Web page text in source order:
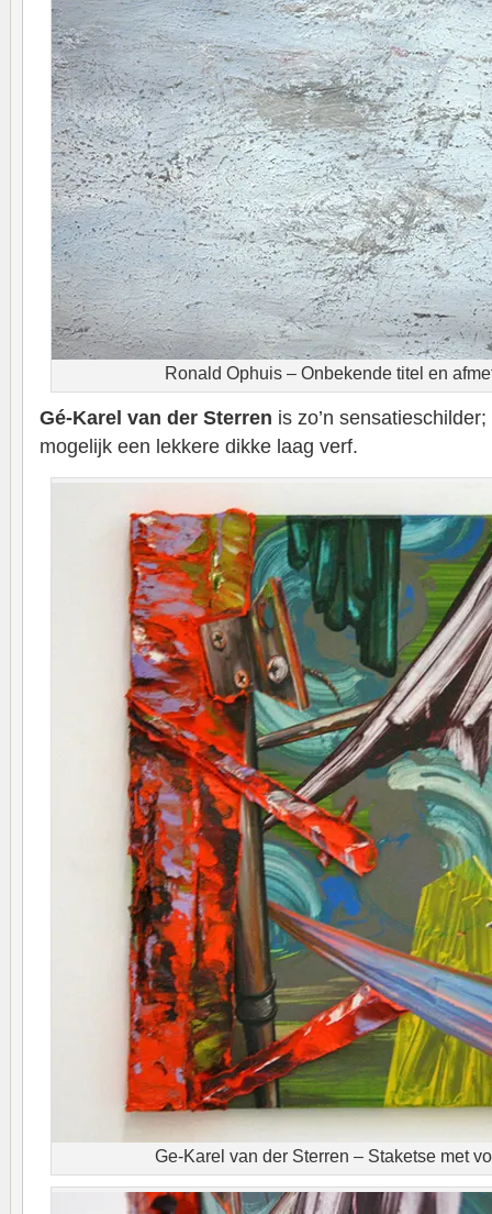
Ronald Ophuis – Onbekende titel en
Gé-Karel van der Sterren is zo’n
mogelijk een lekkere dikke laag verf.
Ge-Karel van der Sterren – Staketse met